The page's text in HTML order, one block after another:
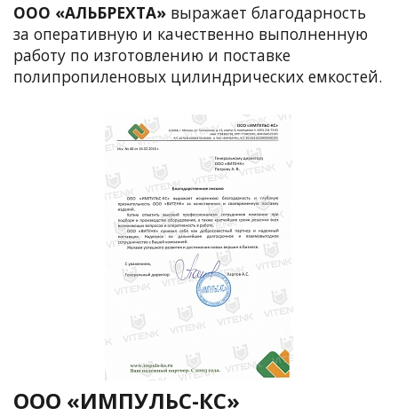
ООО «АЛЬБРЕХТА» выражает благодарность
за оперативную и качественно выполненную
работу по изготовлению и поставке
полипропиленовых цилиндрических емкостей.
ООО «ИМПУЛЬС-КС»